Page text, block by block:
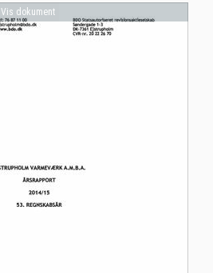
Vis dokument